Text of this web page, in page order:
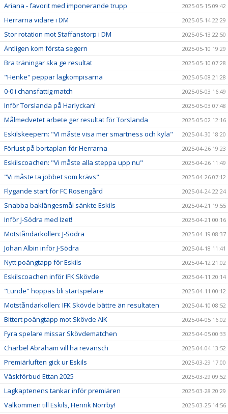
Ariana - favorit med imponerande trupp 2025-05-15 09:42
Herrarna vidare i DM 2025-05-14 22:29
Stor rotation mot Staffanstorp i DM 2025-05-13 22:50
Äntligen kom första segern 2025-05-10 19:29
Bra träningar ska ge resultat 2025-05-10 07:28
"Henke" peppar lagkompisarna 2025-05-08 21:28
0-0 i chansfattig match 2025-05-03 16:49
Inför Torslanda på Harlyckan! 2025-05-03 07:48
Målmedvetet arbete ger resultat för Torslanda 2025-05-02 12:16
Eskilskeepern: "VI måste visa mer smartness och kyla" 2025-04-30 18:20
Förlust på bortaplan för Herrarna 2025-04-26 19:23
Eskilscoachen: "Vi måste alla steppa upp nu" 2025-04-26 11:49
"Vi måste ta jobbet som krävs" 2025-04-26 07:12
Flygande start för FC Rosengård 2025-04-24 22:24
Snabba baklängesmål sänkte Eskils 2025-04-21 19:55
Inför J-Södra med Izet! 2025-04-21 00:16
Motståndarkollen: J-Södra 2025-04-19 08:37
Johan Albin inför J-Södra 2025-04-18 11:41
Nytt poängtapp för Eskils 2025-04-12 21:02
Eskilscoachen inför IFK Skövde 2025-04-11 20:14
"Lunde" hoppas bli startspelare 2025-04-11 00:12
Motståndarkollen: IFK Skövde bättre än resultaten 2025-04-10 08:52
Bittert poängtapp mot Skövde AIK 2025-04-05 16:02
Fyra spelare missar Skövdematchen 2025-04-05 00:33
Charbel Abraham vill ha revansch 2025-04-04 13:52
Premiärluften gick ur Eskils 2025-03-29 17:00
Väskförbud Ettan 2025 2025-03-29 09:52
Lagkaptenens tankar inför premiären 2025-03-28 20:29
Välkommen till Eskils, Henrik Norrby! 2025-03-25 14:56